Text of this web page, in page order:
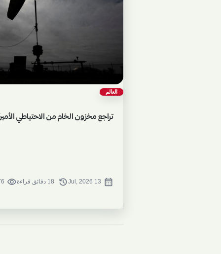
العالم
تراجع مخزون الخام من الاحتياطي
calendar_month
13 Jul, 2026
history
visibility
276